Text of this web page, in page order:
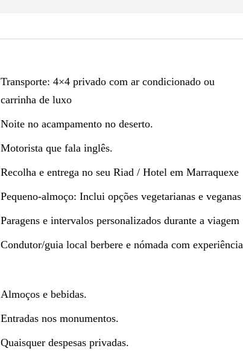
Transporte: 4×4 privado com ar condicionado ou
carrinha de luxo
Noite no acampamento no deserto.
Motorista que fala inglês.
Recolha e entrega no seu Riad / Hotel em Marraquexe
Pequeno-almoço: Inclui opções vegetarianas e veganas
Paragens e intervalos personalizados durante a viagem
Condutor/guia local berbere e nómada com experiência
Almoços e bebidas.
Entradas nos monumentos.
Quaisquer despesas privadas.